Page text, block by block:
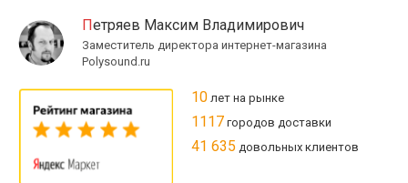
Петряев Максим Владимирович
Заместитель директора интернет-магазина
Polysound.ru
10 лет на рынке
1117 городов доставки
41 635 довольных клиентов